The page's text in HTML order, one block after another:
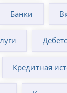
Банки
Кредитная